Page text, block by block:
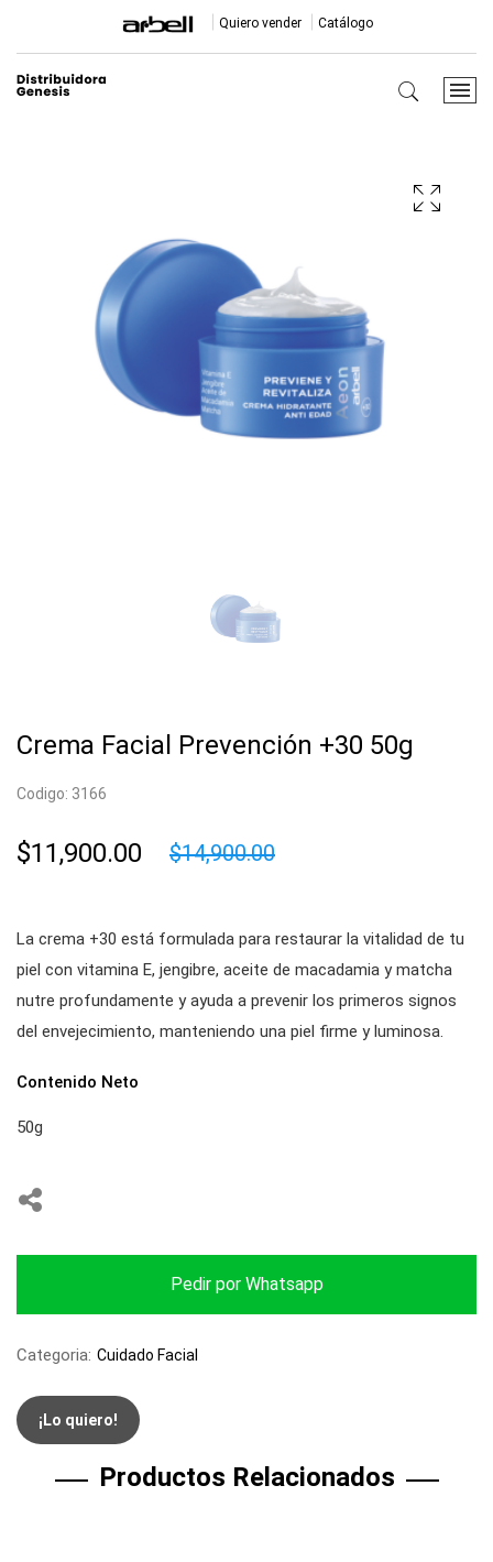
Quiero vender Catálogo
Crema Facial Prevención +30 50g
Codigo: 3166
$11,900.00 $14,900.00
La crema +30 está formulada para restaurar la vitalidad de tu
piel con vitamina E, jengibre, aceite de macadamia y matcha
nutre profundamente y ayuda a prevenir los primeros signos
del envejecimiento, manteniendo una piel firme y luminosa.
Contenido Neto
50g
Pedir por Whatsapp
Categoria: Cuidado Facial
¡Lo quiero!
Productos Relacionados